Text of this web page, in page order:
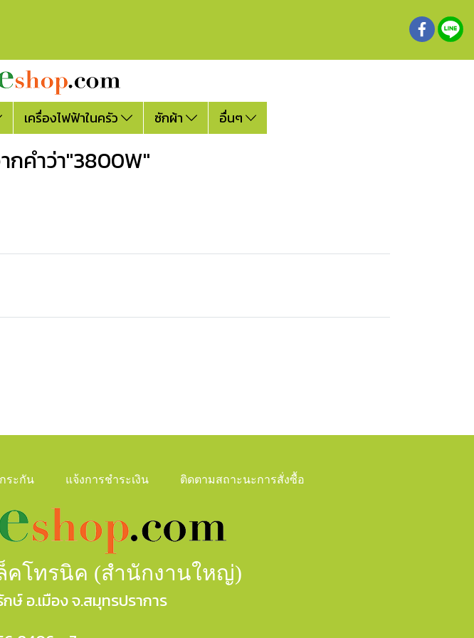
เครื่องไฟฟ้าในครัว ซักผ้า อื่นๆ
กคำว่า"3800W"
ระกัน แจ้งการชำระเงิน ติดตามสถาะนะการสั่งซื้อ
โทรนิค (สำนักงานใหญ่)
ษ์ อ.เมือง จ.สมุทรปราการ